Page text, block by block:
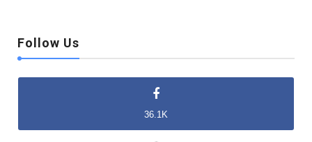
Follow Us
36.1K